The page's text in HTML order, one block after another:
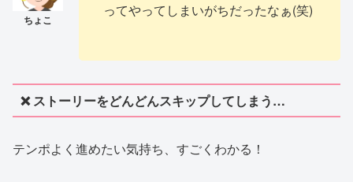
ってやってしまいがちだったなぁ(笑)
❌ ストーリーをどんどんスキップしてしまう…
テンポよく進めたい気持ち、すごくわかる！